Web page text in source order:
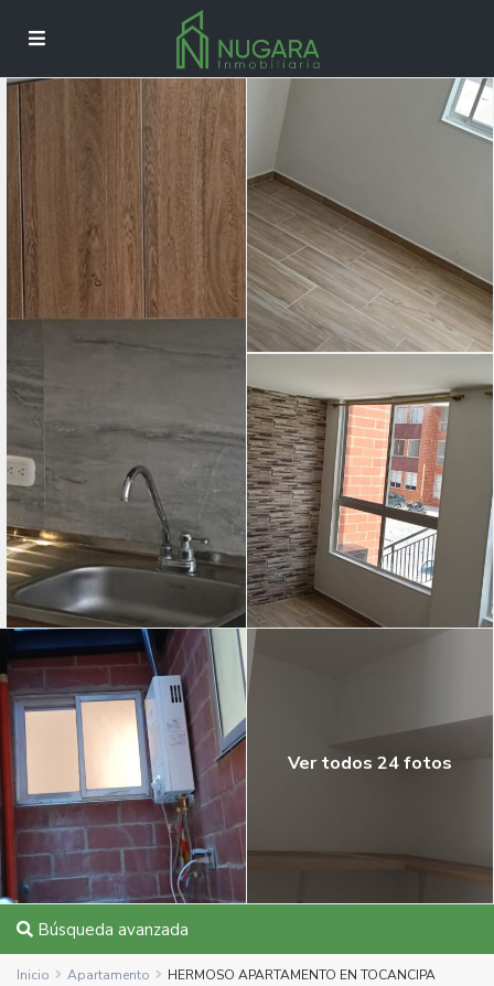
Ver todos 24 fotos
Búsqueda avanzada
Inicio Apartamento HERMOSO APARTAMENTO EN TOCANCIPA